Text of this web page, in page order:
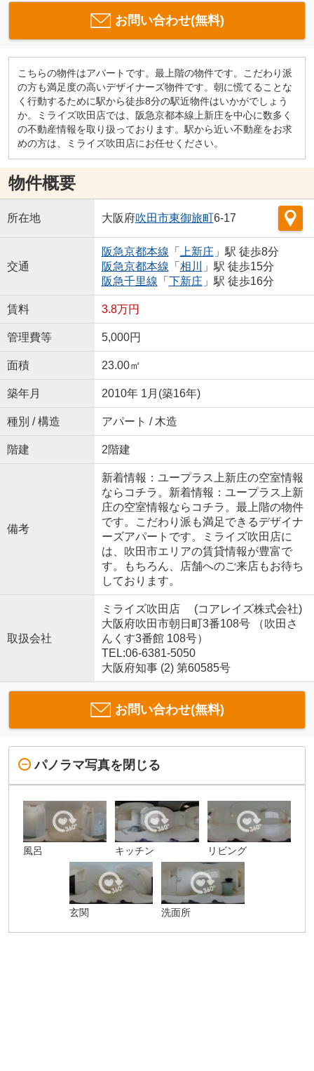
お問い合わせ(無料)
こちらの物件はアパートです。最上階の物件です。こだわり派
の方も満足度の高いデザイナーズ物件です。朝に慌てることな
く行動するために駅から徒歩8分の駅近物件はいかがでしょう
か。ミライズ吹田店では、阪急京都本線上新庄を中心に数多く
の不動産情報を取り扱っております。駅から近い不動産をお求
めの方は、ミライズ吹田店にお任せください。
物件概要
所在地 大阪府吹田市東御旅町6-17
交通
阪急京都本線 「 上新庄 」駅 徒歩8分
阪急京都本線 「 相川
」駅 徒歩15分
阪急千里線 「 下新庄 」駅 徒歩16分
賃料 3.8万円
管理費等 5,000円
面積 23.00㎡
築年月 2010年 1月(築16年)
種別 / 構造 アパート / 木造
階建 2階建
備考
新着情報：ユープラス上新庄の空室情報
ならコチラ。新着情報：ユープラス上新
庄の空室情報ならコチラ。最上階の物件
です。こだわり派も満足できるデザイナ
ーズアパートです。ミライズ吹田店に
は、吹田市エリアの賃貸情報が豊富で
す。もちろん、店舗へのご来店もお待ち
しております。
取扱会社
ミライズ吹田店 (コアレイズ株式会社)
大阪府吹田市朝日町3番108号 （吹田さ
んくす3番館 108号）
TEL:06-6381-5050
大阪府知事 (2) 第60585号
お問い合わせ(無料)
パノラマ写真を閉じる
風呂 キッチン リビング
玄関 洗面所